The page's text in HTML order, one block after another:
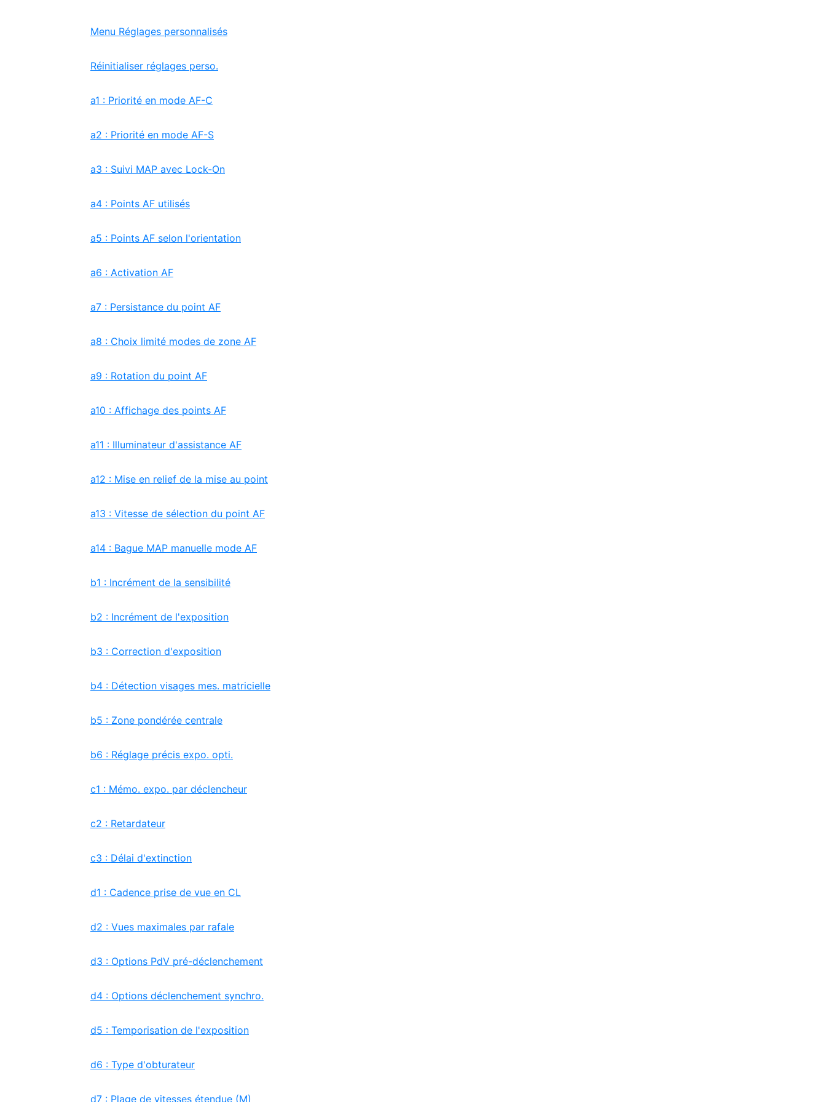
Menu Réglages personnalisés
Réinitialiser réglages perso.
a1 : Priorité en mode AF-C
a2 : Priorité en mode AF-S
a3 : Suivi MAP avec Lock-On
a4 : Points AF utilisés
a5 : Points AF selon l'orientation
a6 : Activation AF
a7 : Persistance du point AF
a8 : Choix limité modes de zone AF
a9 : Rotation du point AF
a10 : Affichage des points AF
a11 : Illuminateur d'assistance AF
a12 : Mise en relief de la mise au point
a13 : Vitesse de sélection du point AF
a14 : Bague MAP manuelle mode AF
b1 : Incrément de la sensibilité
b2 : Incrément de l'exposition
b3 : Correction d'exposition
b4 : Détection visages mes. matricielle
b5 : Zone pondérée centrale
b6 : Réglage précis expo. opti.
c1 : Mémo. expo. par déclencheur
c2 : Retardateur
c3 : Délai d'extinction
d1 : Cadence prise de vue en CL
d2 : Vues maximales par rafale
d3 : Options PdV pré-déclenchement
d4 : Options déclenchement synchro.
d5 : Temporisation de l'exposition
d6 : Type d'obturateur
d7 : Plage de vitesses étendue (M)